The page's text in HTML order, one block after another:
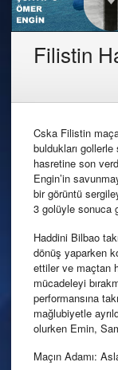
Filistin
Cska Filistin
buldukları
hasretine son
Engin’in
bir görüntü
3 golüyle sonuca
Haddini Bilbao
dönüş yaparken
ettiler ve maçtan
mücadeleyi
performansına
mağlubiyetle
olurken Emin,
Maçın Adamı: